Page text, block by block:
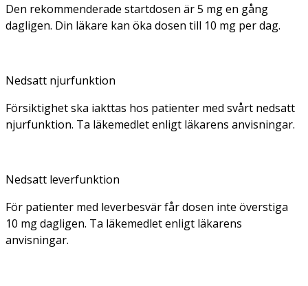
Den rekommenderade startdosen är 5 mg en gång
dagligen. Din läkare kan öka dosen till 10 mg per dag.
Nedsatt njurfunktion
Försiktighet ska iakttas hos patienter med svårt nedsatt
njurfunktion. Ta läkemedlet enligt läkarens anvisningar.
Nedsatt leverfunktion
För patienter med leverbesvär får dosen inte överstiga
10 mg dagligen. Ta läkemedlet enligt läkarens
anvisningar.